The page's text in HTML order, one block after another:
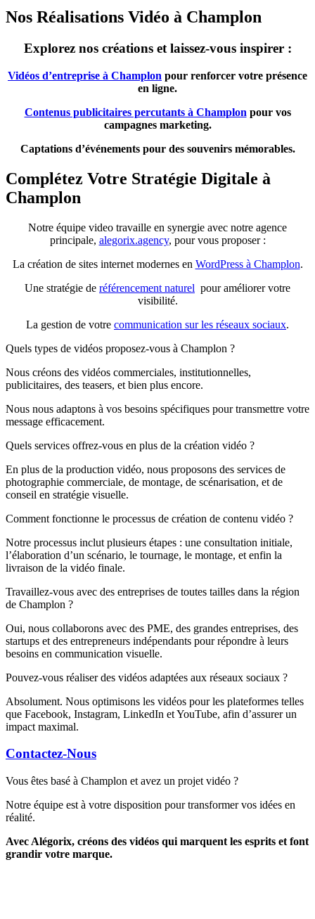
Nos Réalisations Vidéo à Champlon
Explorez nos créations et laissez-vous inspirer :
Vidéos d’entreprise à Champlon pour renforcer votre présence
en ligne.
Contenus publicitaires percutants à Champlon pour vos
campagnes marketing.
Captations d’événements pour des souvenirs mémorables.
Complétez Votre Stratégie Digitale à
Champlon
Notre équipe video travaille en synergie avec notre agence
principale, alegorix.agency, pour vous proposer :
La création de sites internet modernes en WordPress à Champlon.
Une stratégie de référencement naturel pour améliorer votre
visibilité.
La gestion de votre communication sur les réseaux sociaux.
Quels types de vidéos proposez-vous à Champlon ?
Nous créons des vidéos commerciales, institutionnelles,
publicitaires, des teasers, et bien plus encore.
Nous nous adaptons à vos besoins spécifiques pour transmettre votre
message efficacement.
Quels services offrez-vous en plus de la création vidéo ?
En plus de la production vidéo, nous proposons des services de
photographie commerciale, de montage, de scénarisation, et de
conseil en stratégie visuelle.
Comment fonctionne le processus de création de contenu vidéo ?
Notre processus inclut plusieurs étapes : une consultation initiale,
l’élaboration d’un scénario, le tournage, le montage, et enfin la
livraison de la vidéo finale.
Travaillez-vous avec des entreprises de toutes tailles dans la région
de Champlon ?
Oui, nous collaborons avec des PME, des grandes entreprises, des
startups et des entrepreneurs indépendants pour répondre à leurs
besoins en communication visuelle.
Pouvez-vous réaliser des vidéos adaptées aux réseaux sociaux ?
Absolument. Nous optimisons les vidéos pour les plateformes telles
que Facebook, Instagram, LinkedIn et YouTube, afin d’assurer un
impact maximal.
Contactez-Nous
Vous êtes basé à Champlon et avez un projet vidéo ?
Notre équipe est à votre disposition pour transformer vos idées en
réalité.
Avec Alégorix, créons des vidéos qui marquent les esprits et font
grandir votre marque.